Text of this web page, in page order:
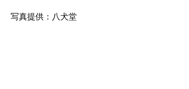
​写真提供：八犬堂